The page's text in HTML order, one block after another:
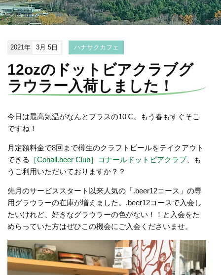
2021年 3月 5日 ハナサクカフェ
12ozのドットビアクラブグ
ラウラー入荷しました！
今日は最高気温がなんとプラスの10℃。もう春もすぐそこ
ですね！
月定額料金で8回まで樽生のクラフトビールをテイクアウト
できる
［Conall.beer Club］コナールドットビアクラブ 、も
うご利用いただいておりますか？？
先月のサービススタート以来人気の「.beer12コース」の専
用グラウラーの在庫が増えました。.beer12コースで入会し
たいけれど、好きなグラウラーの色がない！！と入会をた
めらっていた方はぜひこの機会にご入会くださいませ。